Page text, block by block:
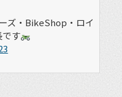
ズ・BikeShop・ロイ
です